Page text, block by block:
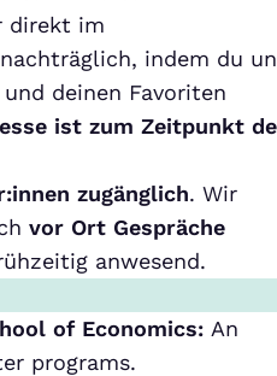
direkt im
indem du
deinen Favoriten
ist zum Zeitpunkt
zugänglich. Wir
vor Ort Gespräche
anwesend.
of Economics: An
programs.